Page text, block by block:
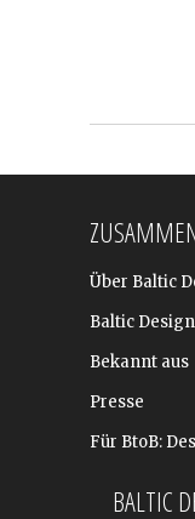
Über Baltic
Baltic
Bekannt aus
Presse
Für BtoB:
BALTIC